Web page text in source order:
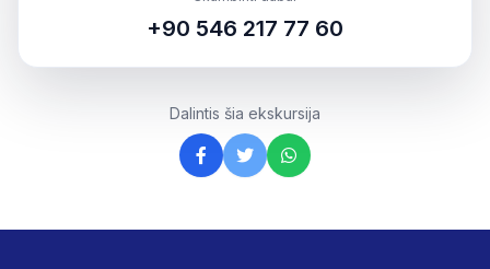
+90 546 217 77 60
Dalintis šia ekskursija